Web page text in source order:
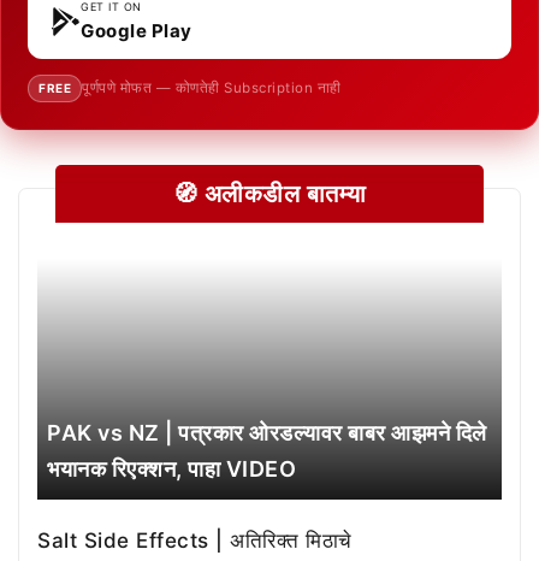
GET IT ON
Google Play
FREE पूर्णपणे मोफत — कोणतेही Subscription नाही
🧭 अलीकडील बातम्या
PAK vs NZ | पत्रकार ओरडल्यावर बाबर आझमने दिले
भयानक रिएक्शन, पाहा VIDEO
Salt Side Effects | अतिरिक्त मिठाचे